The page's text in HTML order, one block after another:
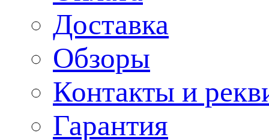
Доставка
Обзоры
Контакты и
Гарантия